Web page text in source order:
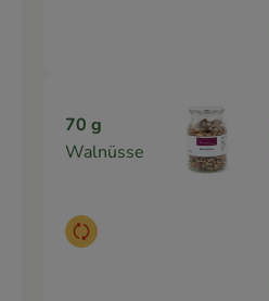
70 g
Walnüsse
Auswahl ändern